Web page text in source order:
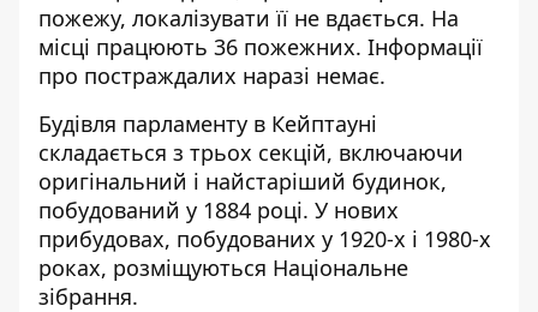
пожежу, локалізувати її не вдається. На
місці працюють 36 пожежних. Інформації
про постраждалих наразі немає.
Будівля парламенту в Кейптауні
складається з трьох секцій, включаючи
оригінальний і найстаріший будинок,
побудований у 1884 році. У нових
прибудовах, побудованих у 1920-х і 1980-х
роках, розміщуються Національне
зібрання.